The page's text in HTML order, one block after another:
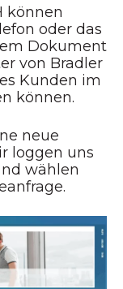
können
oder das
Dokument
von Bradler
Kunden im
können.
neue
loggen uns
wählen